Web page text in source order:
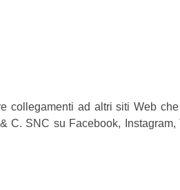
collegamenti ad altri siti Web
C. SNC su Facebook,